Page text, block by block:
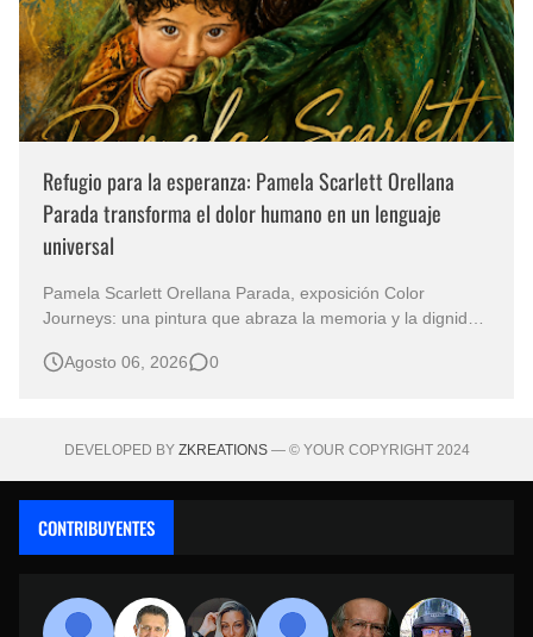
Refugio para la esperanza: Pamela Scarlett Orellana
Parada transforma el dolor humano en un lenguaje
universal
Pamela Scarlett Orellana Parada, exposición Color
Journeys: una pintura que abraza la memoria y la dignidad
obras no necesitan levantar la voz para permanecer en la
Agosto 06, 2026 0
DEVELOPED BY ZKREATIONS— © YOUR COPYRIGHT 2024
CONTRIBUYENTES